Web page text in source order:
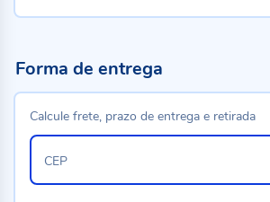
Forma de entrega
Calcule frete, prazo de entrega e retirada
CEP